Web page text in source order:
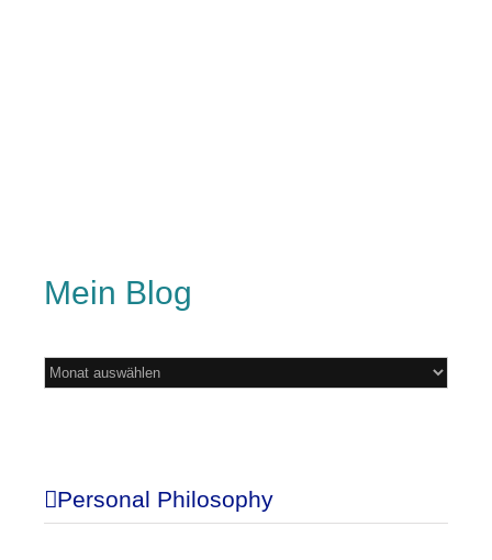
Mein Blog
Mein
Blog
Personal Philosophy